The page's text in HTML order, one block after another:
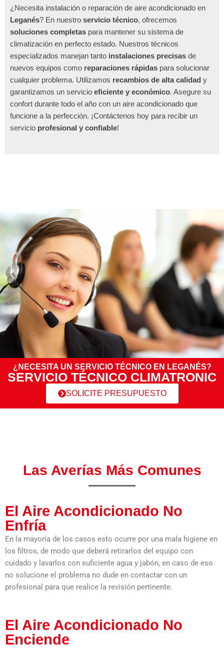
¿Necesita instalación o reparación de aire acondicionado en
Leganés? En nuestro servicio técnico, ofrecemos
soluciones completas para mantener su sistema de
climatización en perfecto estado. Nuestros técnicos
especializados manejan tanto instalaciones precisas de
nuevos equipos como reparaciones rápidas para solucionar
cualquier problema. Utilizamos recambios de alta calidad y
garantizamos un servicio eficiente y económico. Asegure su
confort durante todo el año con un aire acondicionado que
funcione a la perfección. ¡Contáctenos hoy para recibir un
servicio profesional y confiable!
¿NECESITA UN SERVICIO TÉCNICO EN LEGANÉS?
SERVICIO TÉCNICO CLIMATRONIC
SOLICITE PRESUPUESTO
Las Averías Más Comunes
El Aire Acondicionado No
Enfría
En la mayoría de los casos esto ocurre por una mala higiene en
los filtros, de modo que deberá retirarlos del equipo con
cuidado y lavarlos con suficiente agua y jabón, en caso de eso
no solucione el problema no dude en contactar con un
profesional para que realice la revisión pertinente.
El Aire Acondicionado No
Enciende